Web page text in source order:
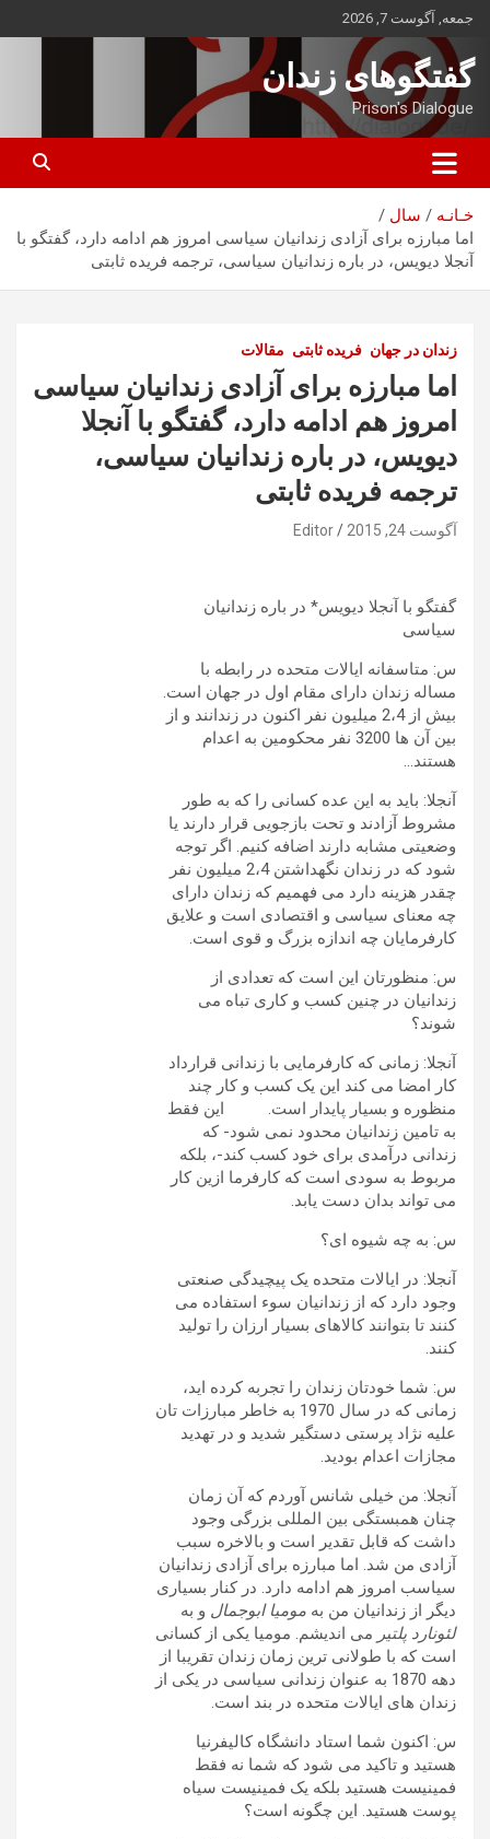
بروید
جمعه, آگوست 7, 2026
گفتگوهای زندان
Prison's Dialogue
خـانـه
سال
اما مبارزه برای آزادی زندانیان سیاسی امروز هم ادامه دارد، گفتگو با
آنجلا دیویس، در باره زندانیان سیاسی، ترجمه فریده ثابتی
زندان در جهان فریده ثابتی مقالات
اما مبارزه برای آزادی زندانیان سیاسی
امروز هم ادامه دارد، گفتگو با آنجلا
دیویس، در باره زندانیان سیاسی،
ترجمه فریده ثابتی
آگوست 24, 2015 Editor
گفتگو با آنجلا دیویس* در باره زندانیان
سیاسی
س: متاسفانه ایالات متحده در رابطه با
مساله زندان دارای مقام اول در جهان است.
بیش از 2،4 میلیون نفر اکنون در زندانند و از
بین آن ها 3200 نفر محکومین به اعدام
هستند…
آنجلا: باید به این عده کسانی را که به طور
مشروط آزادند و تحت بازجویی قرار دارند یا
وضعیتی مشابه دارند اضافه کنیم. اگر توجه
شود که در زندان نگهداشتن 2،4 میلیون نفر
چقدر هزینه دارد می فهمیم که زندان دارای
چه معنای سیاسی و اقتصادی است و علایق
کارفرمایان چه اندازه بزرگ و قوی است.
س: منظورتان این است که تعدادی از
زندانیان در چنین کسب و کاری تباه می
شوند؟
آنجلا: زمانی که کارفرمایی با زندانی قرارداد
کار امضا می کند این یک کسب و کار چند
منظوره و بسیار پایدار است. این فقط
به تامین زندانیان محدود نمی شود- که
زندانی درآمدی برای خود کسب کند-، بلکه
مربوط به سودی است که کارفرما ازین کار
می تواند بدان دست یابد.
س: به چه شیوه ای؟
آنجلا: در ایالات متحده یک پیچیدگی صنعتی
وجود دارد که از زندانیان سوء استفاده می
کنند تا بتوانند کالاهای بسیار ارزان را تولید
کنند.
س: شما خودتان زندان را تجربه کرده اید،
زمانی که در سال 1970 به خاطر مبارزات تان
علیه نژاد پرستی دستگیر شدید و در تهدید
مجازات اعدام بودید.
آنجلا: من خیلی شانس آوردم که آن زمان
چنان همبستگی بین المللی بزرگی وجود
داشت که قابل تقدیر است و بالاخره سبب
آزادی من شد. اما مبارزه برای آزادی زندانیان
سیاسب امروز هم ادامه دارد. در کنار بسیاری
دیگر از زندانیان من به مومیا ابوجمال و به
لئونارد پلتیر می اندیشم. مومیا یکی از کسانی
است که با طولانی ترین زمان زندان تقریبا از
دهه 1870 به عنوان زندانی سیاسی در یکی از
زندان های ایالات متحده در بند است.
س: اکنون شما استاد دانشگاه کالیفرنیا
هستید و تاکید می شود که شما نه فقط
فمینیست هستید بلکه یک فمینیست سیاه
پوست هستید. این چگونه است؟